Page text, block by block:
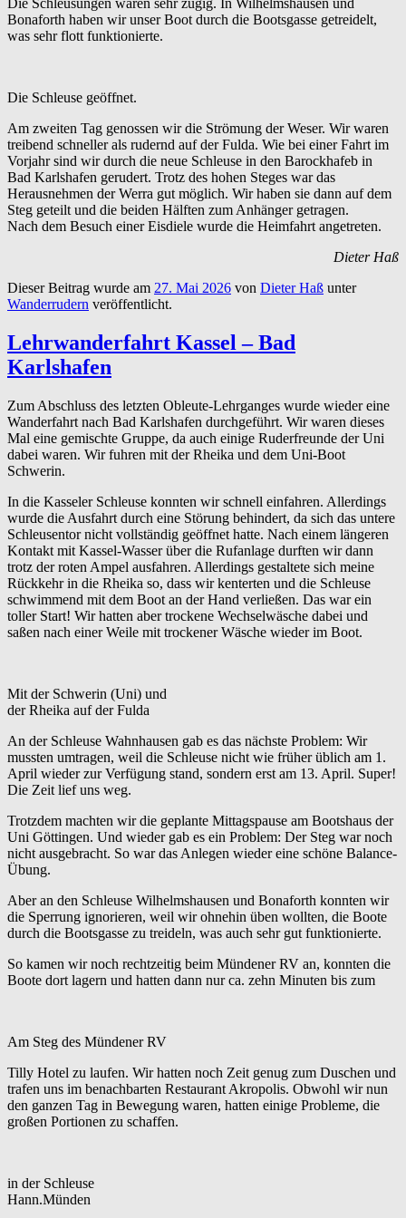
Die Schleusungen waren sehr zügig. In Wilhelmshausen und
Bonaforth haben wir unser Boot durch die Bootsgasse getreidelt,
was sehr flott funktionierte.
Die Schleuse geöffnet.
Am zweiten Tag genossen wir die Strömung der Weser. Wir waren
treibend schneller als rudernd auf der Fulda. Wie bei einer Fahrt im
Vorjahr sind wir durch die neue Schleuse in den Barockhafeb in
Bad Karlshafen gerudert. Trotz des hohen Steges war das
Herausnehmen der Werra gut möglich. Wir haben sie dann auf dem
Steg geteilt und die beiden Hälften zum Anhänger getragen.
Nach dem Besuch einer Eisdiele wurde die Heimfahrt angetreten.
Dieter Haß
Dieser Beitrag wurde am 27. Mai 2026 von Dieter Haß unter
Wanderrudern veröffentlicht.
Lehrwanderfahrt Kassel – Bad
Karlshafen
Zum Abschluss des letzten Obleute-Lehrganges wurde wieder eine
Wanderfahrt nach Bad Karlshafen durchgeführt. Wir waren dieses
Mal eine gemischte Gruppe, da auch einige Ruderfreunde der Uni
dabei waren. Wir fuhren mit der Rheika und dem Uni-Boot
Schwerin.
In die Kasseler Schleuse konnten wir schnell einfahren. Allerdings
wurde die Ausfahrt durch eine Störung behindert, da sich das untere
Schleusentor nicht vollständig geöffnet hatte. Nach einem längeren
Kontakt mit Kassel-Wasser über die Rufanlage durften wir dann
trotz der roten Ampel ausfahren. Allerdings gestaltete sich meine
Rückkehr in die Rheika so, dass wir kenterten und die Schleuse
schwimmend mit dem Boot an der Hand verließen. Das war ein
toller Start! Wir hatten aber trockene Wechselwäsche dabei und
saßen nach einer Weile mit trockener Wäsche wieder im Boot.
Mit der Schwerin (Uni) und
der Rheika auf der Fulda
An der Schleuse Wahnhausen gab es das nächste Problem: Wir
mussten umtragen, weil die Schleuse nicht wie früher üblich am 1.
April wieder zur Verfügung stand, sondern erst am 13. April. Super!
Die Zeit lief uns weg.
Trotzdem machten wir die geplante Mittagspause am Bootshaus der
Uni Göttingen. Und wieder gab es ein Problem: Der Steg war noch
nicht ausgebracht. So war das Anlegen wieder eine schöne Balance-
Übung.
Aber an den Schleuse Wilhelmshausen und Bonaforth konnten wir
die Sperrung ignorieren, weil wir ohnehin üben wollten, die Boote
durch die Bootsgasse zu treideln, was auch sehr gut funktionierte.
So kamen wir noch rechtzeitig beim Mündener RV an, konnten die
Boote dort lagern und hatten dann nur ca. zehn Minuten bis zum
Am Steg des Mündener RV
Tilly Hotel zu laufen. Wir hatten noch Zeit genug zum Duschen und
trafen uns im benachbarten Restaurant Akropolis. Obwohl wir nun
den ganzen Tag in Bewegung waren, hatten einige Probleme, die
großen Portionen zu schaffen.
in der Schleuse
Hann.Münden